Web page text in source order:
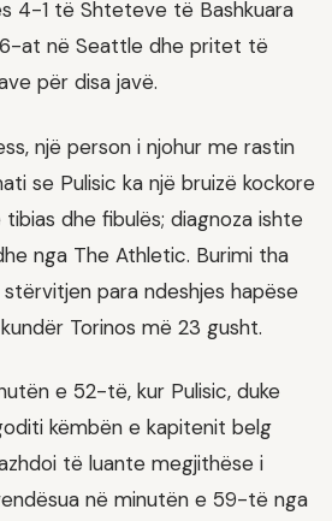
4-1 të Shteteve të Bashkuara
at në Seattle dhe pritet të
për disa javë.
një person i njohur me rastin
se Pulisic ka një bruizë kockore
dhe fibulës; diagnoza ishte
nga The Athletic. Burimi tha
para ndeshjes hapëse
Torinos më 23 gusht.
e 52-të, kur Pulisic, duke
këmbën e kapitenit belg
të luante megjithëse i
në minutën e 59-të nga